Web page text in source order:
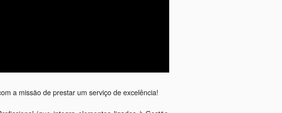
a missão de prestar um serviço de excelência!